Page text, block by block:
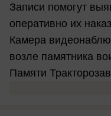
Записи помогут
оперативно их
Камера
возле памятника
Памяти